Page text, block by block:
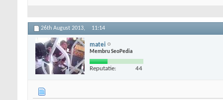
26th August 2013, 11:14
matei
Membru SeoPedia
Reputatie: 44